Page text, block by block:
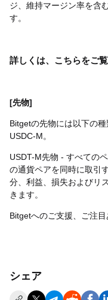
ジ、維持マージン率を含
す。
詳しくは、こちらをご覧
[先物]
Bitgetの先物には以下の
USDC-M。
USDT-M先物 - すべての
の通貨ペアを同時に取引
分、利益、損失およびリ
きます。
Bitgetへのご支援、ご注目
シェア